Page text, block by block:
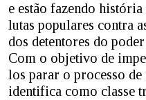
e estão fazendo
lutas populares contra
dos detentores do
Com o objetivo de
los parar o processo de
identifica como classe